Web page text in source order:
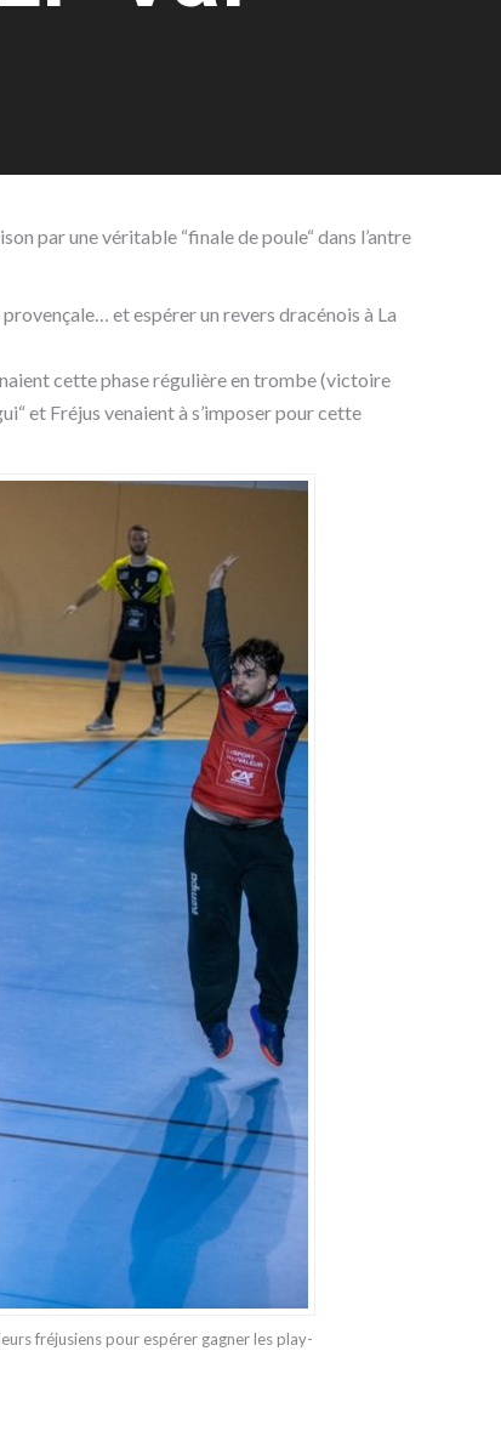
par une véritable “finale de poule“ dans l’antre
et espérer un revers dracénois à La
cette phase régulière en trombe (victoire
et Fréjus venaient à s’imposer pour cette
fréjusiens pour espérer gagner les play-